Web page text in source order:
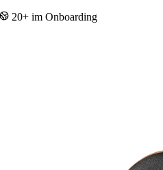
20+ im Onboarding